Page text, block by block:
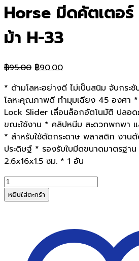
Horse มีดคัตเตอร์
ม้า H-33
฿95.00 Original
was:
฿95.00.
฿90.00Current
is:
฿90.00.
* ด้ามโลหะอย่างดี ไม่เป็นสนิม จับกระ
โลหะคุณภาพดี ทำมุมเฉียง 45 องศา
Lock Slider เลื่อนล็อกอัตโนมัติ ปลอ
ขณะใช้งาน * คลิปหนีบ สะดวกพกพา แ
* สำหรับใช้ตัดกระดาษ พลาสติก งาน
ประดิษฐ์ * รองรับใบมีดขนาดมาตรฐา
2.6x16x1.5 ซม. * 1 อัน
จำนวน
Horse
มีด
หยิบใส่ตะกร้า